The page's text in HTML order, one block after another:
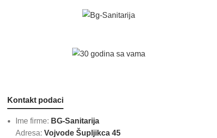
Kontakt podaci
Ime firme: BG-Sanitarija
Adresa: Vojvode Šupljikca 45